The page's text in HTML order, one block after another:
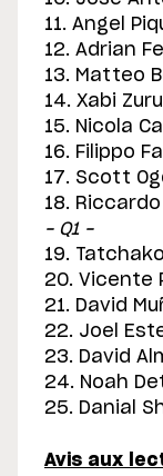
11. Angel
12. Adrian
13. Matteo
14. Xabi
15. Nicola
16. Filippo
17. Scott
18. Riccardo
– Q1 –
19.
20. Vicente
21. David
22. Joel
23. David
24. Noah
25. Danial
Avis aux